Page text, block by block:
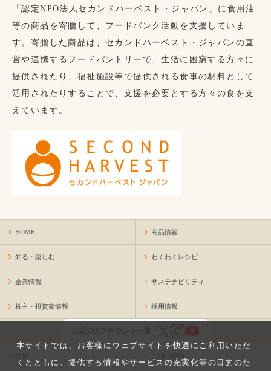
「認定NPO法人セカンドハーベスト・ジャパン」に食用油
等の商品を寄贈して、フードバンク活動を支援していま
す。寄贈した商品は、セカンドハーベスト・ジャパンの直
営や連携するフードパントリーで、生活に困窮する方々に
提供されたり、福祉施設等で提供される食事の材料として
活用されたりすることで、支援を必要とする方々の食を支
えています。
HOME 商品情報
知る・楽しむ わくわくレシピ
企業情報 サステナビリティ
株主・投資家情報 採用情報
本サイトでは、お客様にウェブサイトを快適にご利用いただ
くとともに、提供する情報やサービスの充実化等の目的のた